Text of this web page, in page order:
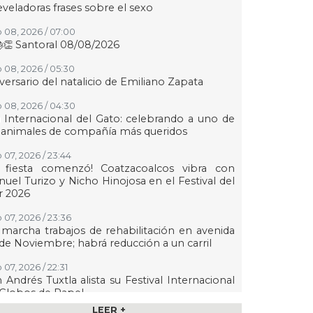
frases sobre el sexo
08, 2026 / 07:00
Santoral 08/08/2026
08, 2026 / 05:30
del natalicio de Emiliano Zapata
08, 2026 / 04:30
Internacional del Gato: celebrando a uno de
animales de compañía más queridos
07, 2026 / 23:44
fiesta comenzó! Coatzacoalcos vibra con
Turizo y Nicho Hinojosa en el Festival del
2026
07, 2026 / 23:36
trabajos de rehabilitación en avenida
Noviembre; habrá reducción a un carril
2026 / 22:31
Andrés Tuxtla alista su Festival Internacional
de Papel
LEER +